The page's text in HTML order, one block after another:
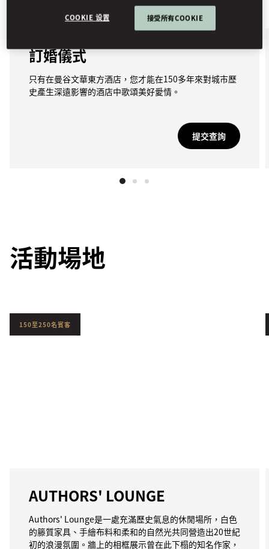
訂婚儀式
只有在曼谷文華東方酒店，您才能在150多年來對城市歷
史產生深遠影響的酒店中歌頌美好愛情。
提交查詢
活動場地
150至250名賓客
AUTHORS' LOUNGE
Authors' Lounge是一處充滿歷史氣息的休閒場所，白色
的籐質家具、手繪布料和柔和的自然光共同營造出20世紀
初的浪漫氛圍。牆上的相框展示曾在此下榻的知名作家，
COOKIE 设置 接受所有COOKIE